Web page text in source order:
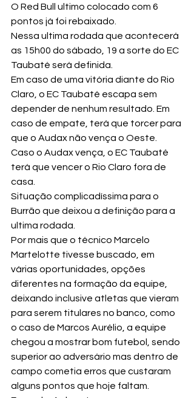
O Red Bull ultimo colocado com 6
pontos já foi rebaixado.
Nessa ultima rodada que acontecerá
as 15h00 do sábado, 19 a sorte do EC
Taubaté será definida.
Em caso de uma vitória diante do Rio
Claro, o EC Taubaté escapa sem
depender de nenhum resultado. Em
caso de empate, terá que torcer para
que o Audax não vença o Oeste.
Caso o Audax vença, o EC Taubaté
terá que vencer o Rio Claro fora de
casa.
Situação complicadíssima para o
Burrão que deixou a definição para a
ultima rodada.
Por mais que o técnico Marcelo
Martelotte tivesse buscado, em
várias oportunidades, opções
diferentes na formação da equipe,
deixando inclusive atletas que vieram
para serem titulares no banco, como
o caso de Marcos Aurélio, a equipe
chegou a mostrar bom futebol, sendo
superior ao adversário mas dentro de
campo cometia erros que custaram
alguns pontos que hoje faltam.